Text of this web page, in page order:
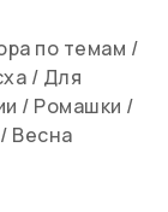
по темам /
/ Для
/ Ромашки /
/ Весна